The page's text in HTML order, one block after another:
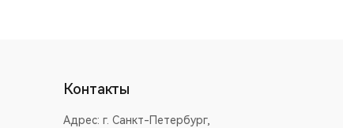
Контакты
Адрес:г. Санкт-Петербург,